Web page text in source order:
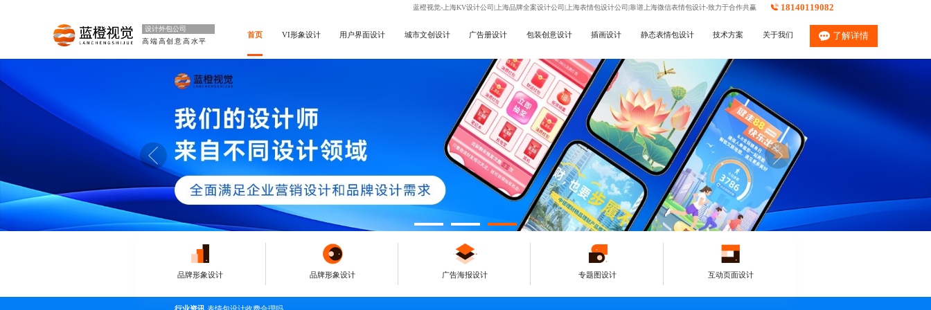
蓝橙视觉-上海KV设计公司|上海品牌全案设计公司|上海表情包设计公司|靠谱上海微信表情包设计-致力于合作共赢 18140119082
设计外包公司
高端高创意高水平
首页 VI形象设计 用户界面设计 城市文创设计 广告册设计 包装创意设计 插画设计 静态表情包设计 技术方案 关于我们 了解详情
品牌形象设计 品牌形象设计 广告海报设计 专题图设计 互动页面设计